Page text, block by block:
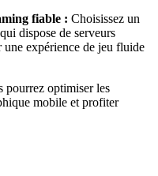
fiable : Choisissez un
dispose de serveurs
une expérience de jeu fluide
pourrez optimiser les
mobile et profiter